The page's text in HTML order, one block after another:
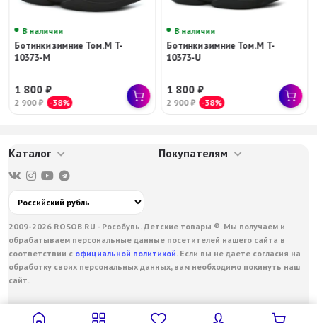
В наличии
Ботинки зимние Том.М T-
10373-M
1 800₽
2 900₽ -38%
В наличии
Ботинки зимние Том.М T-
10373-U
1 800₽
2 900₽ -38%
Каталог Покупателям
2009-2026 ROSOB.RU - Рособувь. Детские товары ®. Мы получаем и
обрабатываем персональные данные посетителей нашего сайта в
соответствии с официальной политикой . Если вы не даете согласия на
обработку своих персональных данных, вам необходимо покинуть наш
сайт.